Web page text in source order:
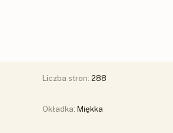
Liczba stron: 288
Okładka: Miękka